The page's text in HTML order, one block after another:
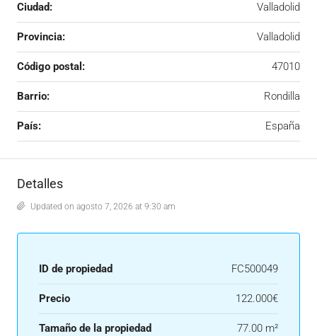
Ciudad: Valladolid
Provincia: Valladolid
Código postal: 47010
Barrio: Rondilla
País: España
Detalles
Updated on agosto 7, 2026 at 9:30 am
ID de propiedad FC500049
Precio 122.000€
Tamaño de la propiedad 77.00 m²